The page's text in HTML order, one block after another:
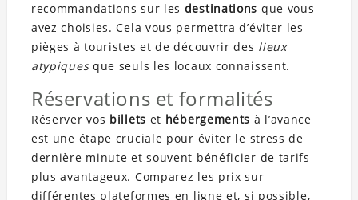
recommandations sur les destinations que vous
avez choisies. Cela vous permettra d’éviter les
pièges à touristes et de découvrir des lieux
atypiquesque seuls les locaux connaissent.
Réservations et formalités
Réserver vos billets et hébergements à l’avance
est une étape cruciale pour éviter le stress de
dernière minute et souvent bénéficier de tarifs
plus avantageux. Comparez les prix sur
différentes plateformes en ligne et, si possible,